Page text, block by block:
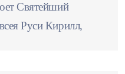
Святейший
Руси Кирилл,